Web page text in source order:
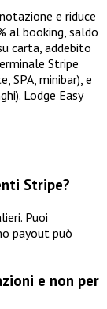
e riduce
al booking, saldo
carta, addebito
Stripe
SPA, minibar), e
Lodge Easy
Stripe?
Puoi
payout può
e non per